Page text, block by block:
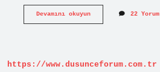
Devamını okuyunKas
22 Yorum
https://www.dusunceforum.com.tr